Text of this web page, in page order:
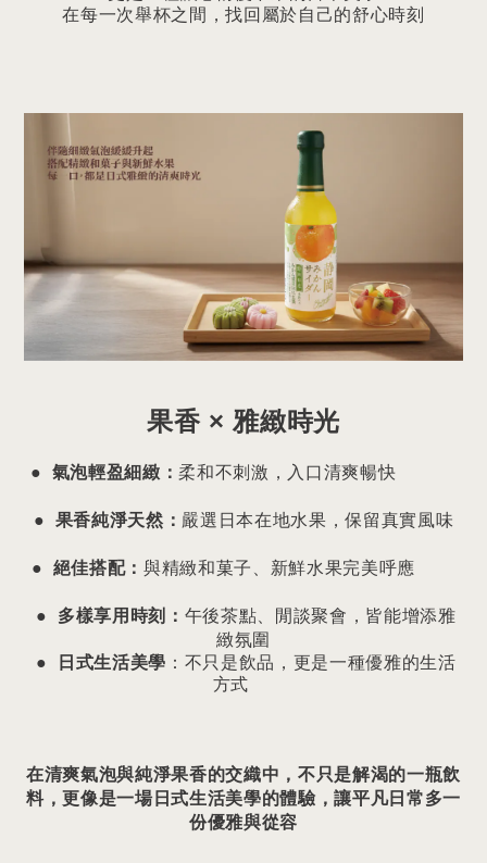
在每一次舉杯之間，找回屬於自己的舒心時刻
果香 × 雅緻時光
● 氣泡輕盈細緻 ：柔和不刺激，入口清爽暢快
● 果香純淨天然 ： 嚴選日本在地水果，保留真實風味
● 絕佳搭配： 與精緻和菓子、新鮮水果完美呼應
● 多樣享用時刻 ： 午後茶點、閒談聚會，皆能增添雅
緻氛圍
●
日式生活美學 ：不只是飲品，更是一種優雅的生活
方式
在清爽氣泡與純淨果香的交織中，不只是解渴的一瓶飲
料，更像是一場日式生活美學的體驗，讓平凡日常多一
份優雅與從容